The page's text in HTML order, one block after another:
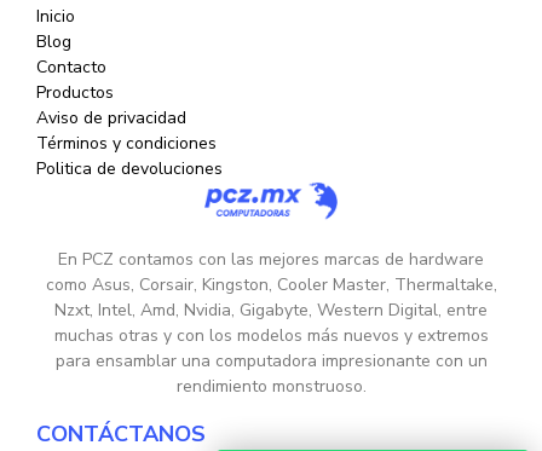
Inicio
Blog
Contacto
Productos
Aviso de privacidad
Términos y condiciones
Politica de devoluciones
En PCZ contamos con las mejores marcas de hardware
como Asus, Corsair, Kingston, Cooler Master, Thermaltake,
Nzxt, Intel, Amd, Nvidia, Gigabyte, Western Digital, entre
muchas otras y con los modelos más nuevos y extremos
para ensamblar una computadora impresionante con un
rendimiento monstruoso.
CONTÁCTANOS